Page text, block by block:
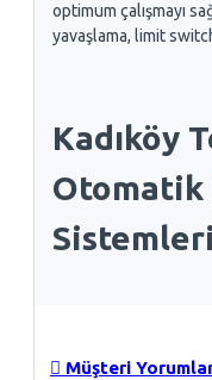
optimum çalışmayı
yavaşlama, limit
Kadıköy
Otomatik
Sistemleri
Müşteri